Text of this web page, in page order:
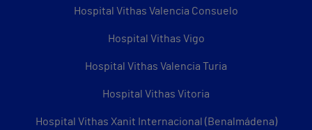
Hospital Vithas Valencia Consuelo
Hospital Vithas Vigo
Hospital Vithas Valencia Turia
Hospital Vithas Vitoria
Hospital Vithas Xanit Internacional (Benalmádena)